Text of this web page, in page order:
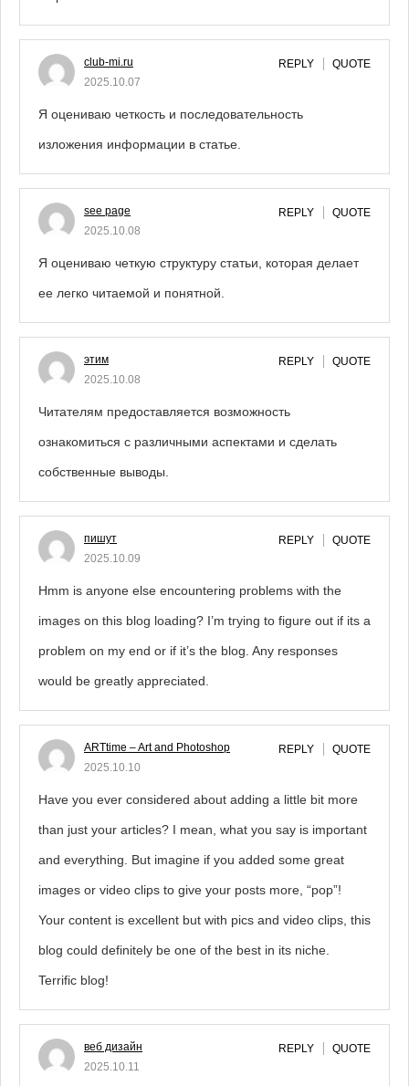
club-mi.ru
2025.10.07
REPLY QUOTE
Я оцениваю четкость и последовательность
изложения информации в статье.
see page
2025.10.08
REPLY QUOTE
Я оцениваю четкую структуру статьи, которая делает
ее легко читаемой и понятной.
этим
2025.10.08
REPLY QUOTE
Читателям предоставляется возможность
ознакомиться с различными аспектами и сделать
собственные выводы.
пишут
2025.10.09
REPLY QUOTE
Hmm is anyone else encountering problems with the
images on this blog loading? I’m trying to figure out if its a
problem on my end or if it’s the blog. Any responses
would be greatly appreciated.
ARTtime – Art and Photoshop
2025.10.10
REPLY QUOTE
Have you ever considered about adding a little bit more
than just your articles? I mean, what you say is important
and everything. But imagine if you added some great
images or video clips to give your posts more, “pop”!
Your content is excellent but with pics and video clips, this
blog could definitely be one of the best in its niche.
Terrific blog!
веб дизайн
2025.10.11
REPLY QUOTE